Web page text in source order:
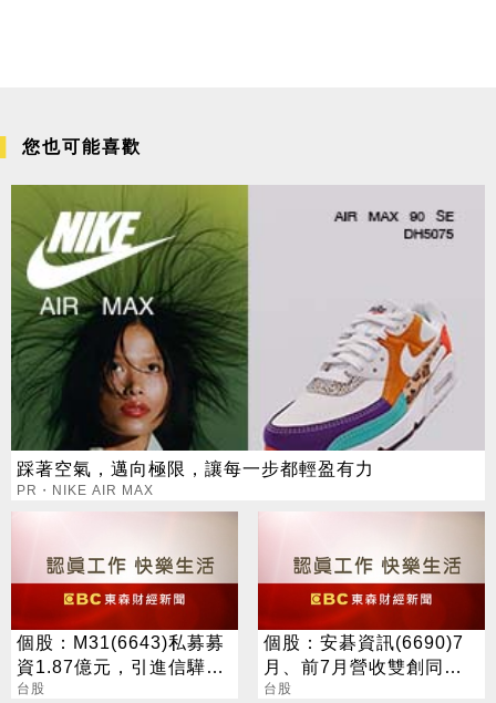
您也可能喜歡
踩著空氣，邁向極限，讓每一步都輕盈有力
PR・NIKE AIR MAX
個股：M31(6643)私募募
資1.87億元，引進信驊為
策略性投資人
台股
個股：安碁資訊(6690)7
月、前7月營收雙創同期
高點，本月再奪兩大資安
台股